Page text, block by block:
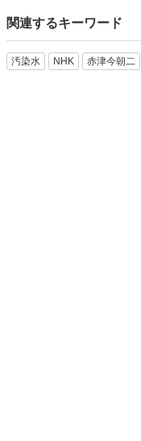
関連するキーワード
汚染水 NHK 赤津今朝二